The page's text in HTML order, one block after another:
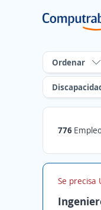
Ordenar
776
Se precisa